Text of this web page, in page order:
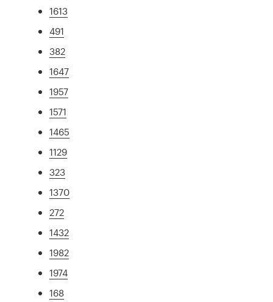
1613
491
382
1647
1957
1571
1465
1129
323
1370
272
1432
1982
1974
168